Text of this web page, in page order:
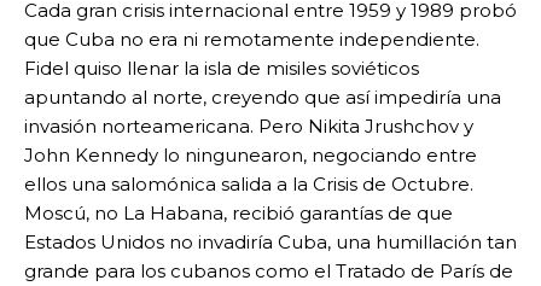
Cada gran crisis internacional entre 1959 y 1989 probó
que Cuba no era ni remotamente independiente.
Fidel quiso llenar la isla de misiles soviéticos
apuntando al norte, creyendo que así impediría una
invasión norteamericana. Pero Nikita Jrushchov y
John Kennedy lo ningunearon, negociando entre
ellos una salomónica salida a la Crisis de Octubre.
Moscú, no La Habana, recibió garantías de que
Estados Unidos no invadiría Cuba, una humillación tan
grande para los cubanos como el Tratado de París de